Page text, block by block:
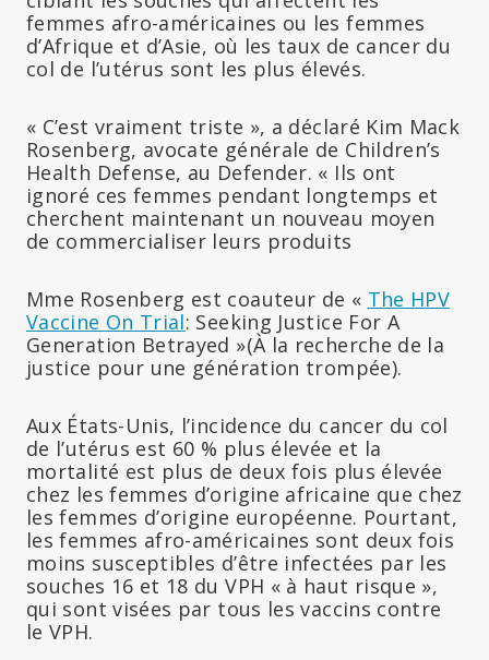
femmes afro-américaines ou les femmes
d’Afrique et d’Asie, où les taux de cancer du
col de l’utérus sont les plus élevés.
« C’est vraiment triste », a déclaré Kim Mack
Rosenberg, avocate générale de Children’s
Health Defense, au Defender. « Ils ont
ignoré ces femmes pendant longtemps et
cherchent maintenant un nouveau moyen
de commercialiser leurs produits
Mme Rosenberg est coauteur de « The HPV
Vaccine On Trial: Seeking Justice For A
Generation Betrayed »(À la recherche de la
justice pour une génération trompée).
Aux États-Unis, l’incidence du cancer du col
de l’utérus est 60 % plus élevée et la
mortalité est plus de deux fois plus élevée
chez les femmes d’origine africaine que chez
les femmes d’origine européenne. Pourtant,
les femmes afro-américaines sont deux fois
moins susceptibles d’être infectées par les
souches 16 et 18 du VPH « à haut risque »,
qui sont visées par tous les vaccins contre
le VPH.